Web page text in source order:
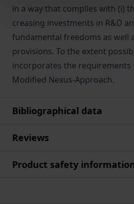
in a way that complies with (i)
creasing investments in R&D
fundamental freedoms as well
provisions. To the extent
incorporates the requirements
Modified Nexus-Approach.
Bibliographical data
Reviews
Product safety